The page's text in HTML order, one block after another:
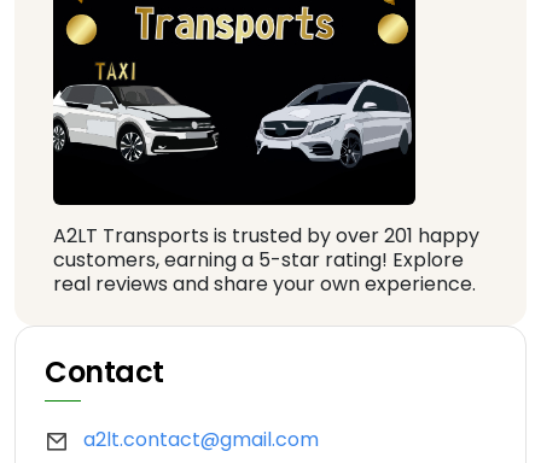
A2LT Transports is trusted by over 201 happy
customers, earning a 5-star rating! Explore
real reviews and share your own experience.
Contact
a2lt.contact@gmail.com